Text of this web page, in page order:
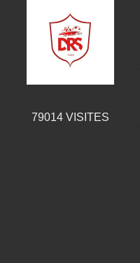
79014VISITES